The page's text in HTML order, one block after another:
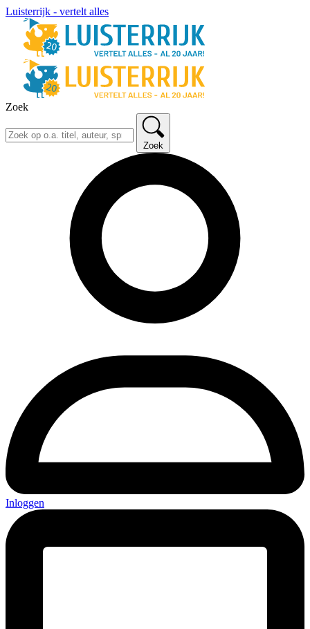
Luisterrijk - vertelt alles
Zoek
Zoek
Inloggen